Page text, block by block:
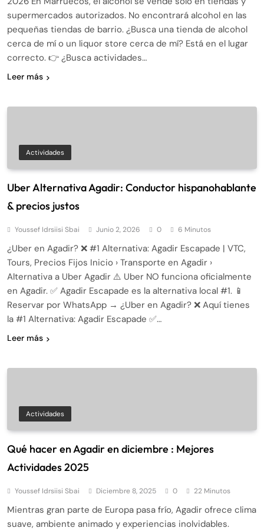
supermercados autorizados. No encontrará alcohol en las
pequeñas tiendas de barrio. ¿Busca una tienda de alcohol
cerca de mí o un liquor store cerca de mí? Está en el lugar
correcto. 👉 ¿Busca actividades…
Leer más
Actividades
Uber Alternativa Agadir: Conductor hispanohablante
& precios justos
Youssef Idrsiisi Sbai Junio 2, 2026 0 6 Minutos
¿Uber en Agadir? ❌ #1 Alternativa: Agadir Escapade | VTC,
Tours, Precios Fijos Inicio › Transporte en Agadir ›
Alternativa a Uber Agadir ⚠️ Uber NO funciona oficialmente
en Agadir. ✅ Agadir Escapade es la alternativa local #1. 📱
Reservar por WhatsApp → ¿Uber en Agadir? ❌ Aquí tienes
la #1 Alternativa: Agadir Escapade ✅…
Leer más
Actividades
Qué hacer en Agadir en diciembre : Mejores
Actividades 2025
Youssef Idrsiisi Sbai Diciembre 8, 2025 0 22 Minutos
Mientras gran parte de Europa pasa frío, Agadir ofrece clima
suave, ambiente animado y experiencias inolvidables.